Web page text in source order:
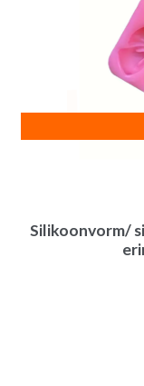
Silikoonvorm/